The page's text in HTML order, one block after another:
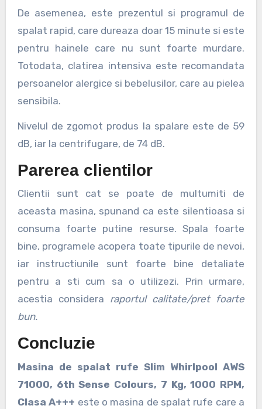
De asemenea, este prezentul si programul de
spalat rapid, care dureaza doar 15 minute si este
pentru hainele care nu sunt foarte murdare.
Totodata, clatirea intensiva este recomandata
persoanelor alergice si bebelusilor, care au pielea
sensibila.
Nivelul de zgomot produs la spalare este de 59
dB, iar la centrifugare, de 74 dB.
Parerea clientilor
Clientii sunt cat se poate de multumiti de
aceasta masina, spunand ca este silentioasa si
consuma foarte putine resurse. Spala foarte
bine, programele acopera toate tipurile de nevoi,
iar instructiunile sunt foarte bine detaliate
pentru a sti cum sa o utilizezi. Prin urmare,
acestia considera raportul calitate/pret foarte
bun.
Concluzie
Masina de spalat rufe Slim Whirlpool AWS
71000, 6th Sense Colours, 7 Kg, 1000 RPM,
Clasa A+++ este o masina de spalat rufe care a